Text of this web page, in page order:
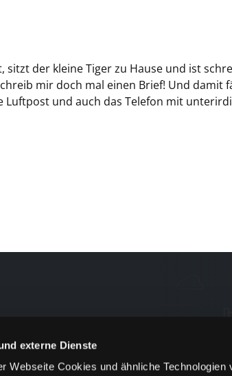
externe Dienste
Webseite Cookies und ähnliche Technologien
sitzt der kleine Tiger zu Hause und ist
mir doch mal einen Brief! Und damit
Luftpost und auch das Telefon mit